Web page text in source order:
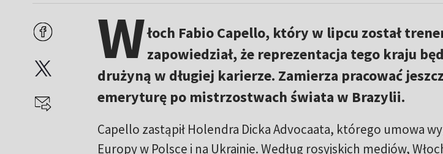
Włoch Fabio Capello, który w lipcu został
zapowiedział, że reprezentacja tego kraju
drużyną w długiej karierze. Zamierza pracować
emeryturę po mistrzostwach świata w Brazylii.
Capello zastąpił Holendra Dicka Advocaata, którego umowa
Europy w Polsce i na Ukrainie. Według rosyjskich mediów,